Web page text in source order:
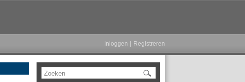
Inloggen Registreren
Zoeken